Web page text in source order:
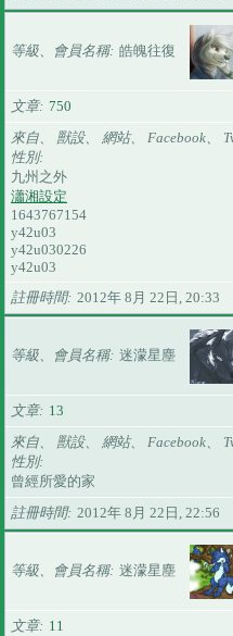
等級、會員名稱 皓魄往復
文章 750
來自、 獸設、 網站、 Facebook、
性別
九州之外
瀟湘設定
1643767154
y42u03
y42u030226
y42u03
註冊時間
2012年 8月 22日, 20:33
等級、會員名稱 迷濛星塵
文章
13
來自、 獸設、 網站、 Facebook、
性別
曾經所愛的家
註冊時間
2012年 8月 22日, 22:56
等級、會員名稱 迷濛星塵
文章
11